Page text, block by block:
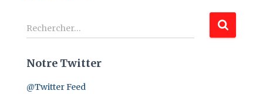
R
e
h
r
Rechercher…
Notre Twitter
@Twitter Feed